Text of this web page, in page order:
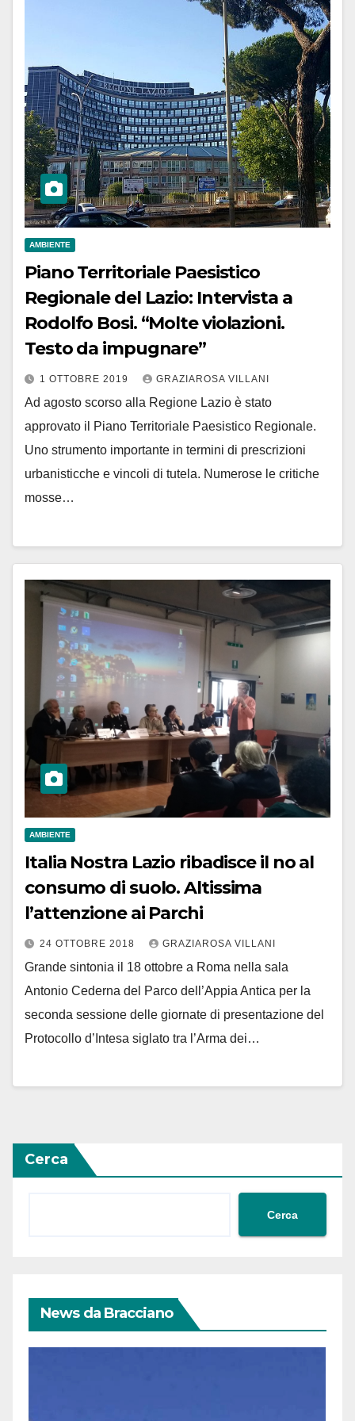
AMBIENTE
Piano Territoriale Paesistico
Regionale del Lazio: Intervista a
Rodolfo Bosi. “Molte violazioni.
Testo da impugnare”
1 OTTOBRE 2019 GRAZIAROSA VILLANI
Ad agosto scorso alla Regione Lazio è stato
approvato il Piano Territoriale Paesistico Regionale.
Uno strumento importante in termini di prescrizioni
urbanisticche e vincoli di tutela. Numerose le critiche
mosse…
AMBIENTE
Italia Nostra Lazio ribadisce il no al
consumo di suolo. Altissima
l’attenzione ai Parchi
24 OTTOBRE 2018 GRAZIAROSA VILLANI
Grande sintonia il 18 ottobre a Roma nella sala
Antonio Cederna del Parco dell’Appia Antica per la
seconda sessione delle giornate di presentazione del
Protocollo d’Intesa siglato tra l’Arma dei…
Cerca
Cerca
News da Bracciano